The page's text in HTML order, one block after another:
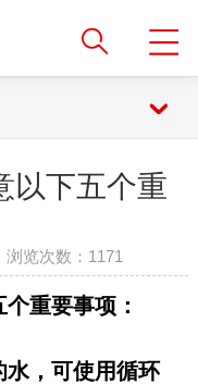
以下五个重
览次数： 1171
重要事项：
水，可使用循环